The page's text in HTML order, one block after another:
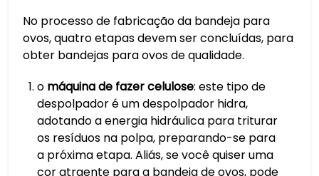
No processo de fabricação da bandeja para
ovos, quatro etapas devem ser concluídas, para
obter bandejas para ovos de qualidade.
o máquina de fazer celulose: este tipo de
despolpador é um despolpador hidra,
adotando a energia hidráulica para triturar
os resíduos na polpa, preparando-se para
a próxima etapa. Aliás, se você quiser uma
cor atraente para a bandeja de ovos, pode